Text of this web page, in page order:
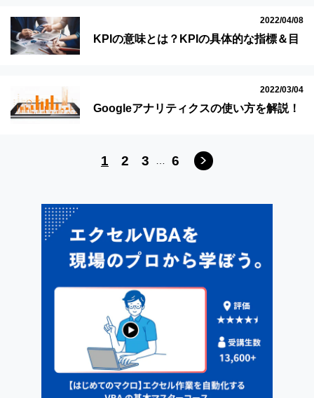
2022/04/08
KPIの意味とは？KPIの具体的な指標＆目
2022/03/04
Googleアナリティクスの使い方を解説！
1 2 3 … 6